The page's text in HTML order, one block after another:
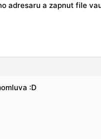
adresaru a zapnut file
:D